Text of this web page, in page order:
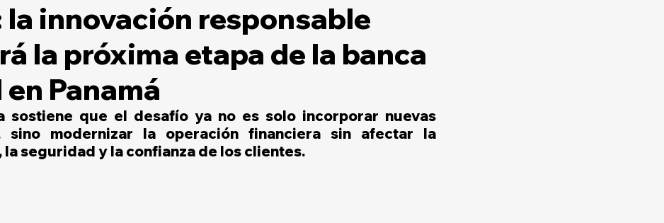
la innovación responsable
la próxima etapa de la banca
Panamá
sostiene que el desafío ya no es solo incorporar nuevas
sino modernizar la operación financiera sin afectar la
seguridad y la confianza de los clientes.